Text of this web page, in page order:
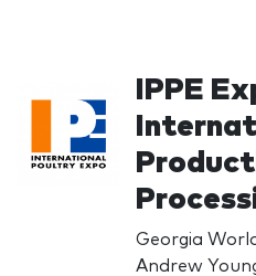
IPPE
Georgia
Andrew